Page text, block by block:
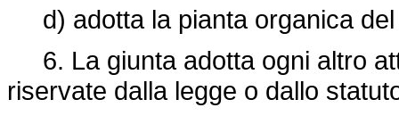
d) adotta la pianta organica del
6. La giunta adotta ogni altro
riservate dalla legge o dallo